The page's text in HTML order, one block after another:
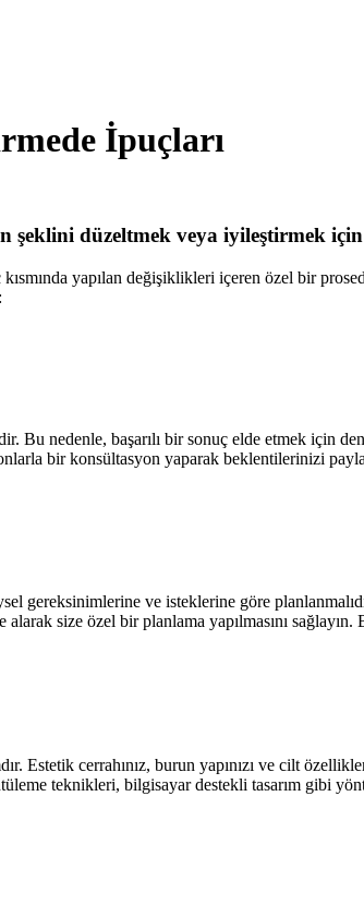
İpuçları
düzeltmek veya iyileştirmek
yapılan değişiklikleri içeren özel bir
nedenle, başarılı bir sonuç elde etmek için
bir konsültasyon yaparak beklentilerinizi
gereksinimlerine ve isteklerine göre
size özel bir planlama yapılmasını
Estetik cerrahınız, burun yapınızı ve cilt
teknikleri, bilgisayar destekli tasarım gibi